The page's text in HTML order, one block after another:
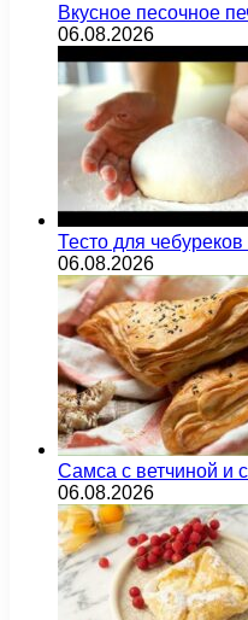
Вкусное песочное
06.08.2026
Тесто для
06.08.2026
Самса с ветчиной и
06.08.2026